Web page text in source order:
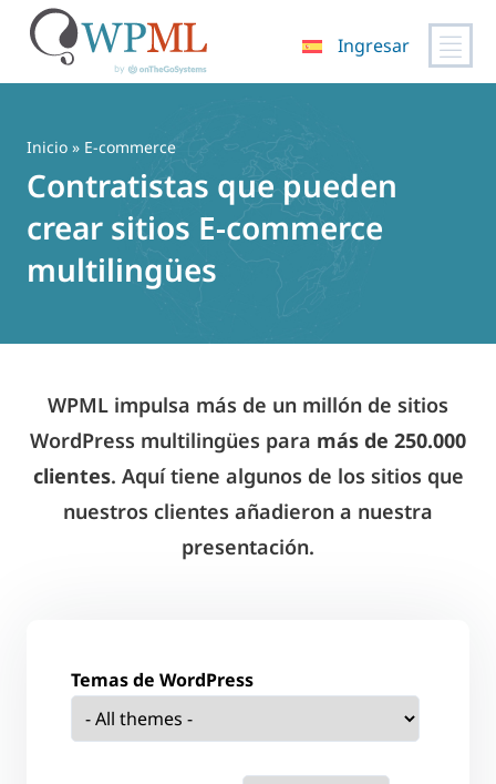
contenido
Ingresar
Inicio » E-commerce
Contratistas que pueden
crear sitios E-commerce
multilingües
WPML impulsa más de un millón de sitios
WordPress multilingües para más de 250.000
clientes. Aquí tiene algunos de los sitios que
nuestros clientes añadieron a nuestra
presentación.
Temas de WordPress